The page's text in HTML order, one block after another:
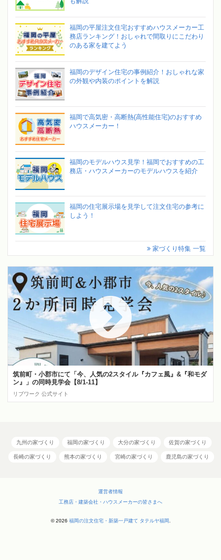
福岡の平屋注文住宅おすすめハウスメーカー工
務店ランキング！おしゃれで間取りにこだわり
のある家を建てよう
福岡のデザイン住宅の事例紹介！おしゃれな家
の外観や内装のポイントを解説
福岡で高気密・高断熱(高性能住宅)のおすすめ
ハウスメーカー！
福岡のモデルハウス見学！福岡でおすすめの工
務店・ハウスメーカーのモデルハウスを紹介
福岡の住宅展示場を見学して注文住宅の参考に
しよう！
家づくり特集 一覧
筑前町・小郡市にて「今、人気の2スタイル『カフェ風』&『和モダ
ン』」の同時見学会【8/1-11】
リブワーク 公式サイト
九州の家づくり 福岡の家づくり 大分の家づくり 佐賀の家づくり
長崎の家づくり 熊本の家づくり 宮崎の家づくり 鹿児島の家づくり
運営者情報
工務店・建築会社・ハウスメーカーの皆さまへ
© 2026 福岡の注文住宅・新築一戸建て タテルヤ福岡